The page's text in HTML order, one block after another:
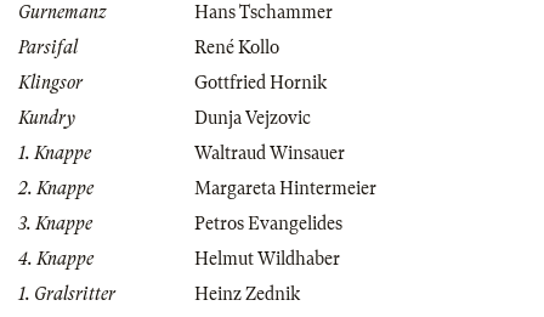
Gurnemanz
Hans Tschammer
Parsifal
René Kollo
Klingsor
Gottfried Hornik
Kundry
Dunja Vejzovic
1. Knappe
Waltraud Winsauer
2. Knappe
Margareta Hintermeier
3. Knappe
Petros Evangelides
4. Knappe
Helmut Wildhaber
1. Gralsritter
Heinz Zednik